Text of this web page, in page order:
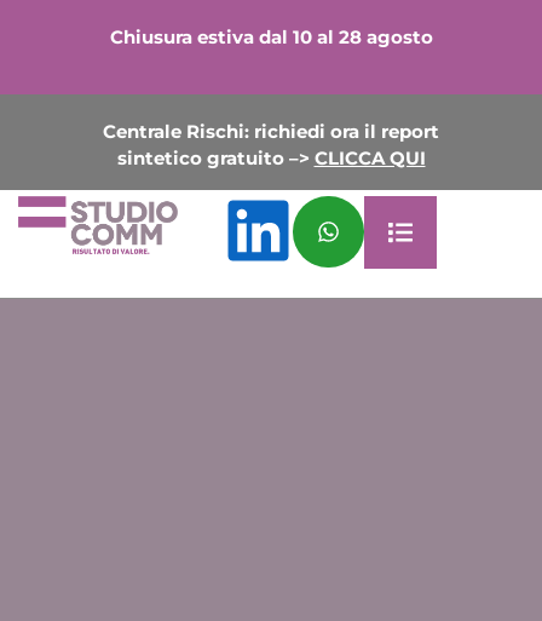
Chiusura estiva dal 10 al 28 agosto
Centrale Rischi: richiedi ora il report
sintetico gratuito –> CLICCA QUI